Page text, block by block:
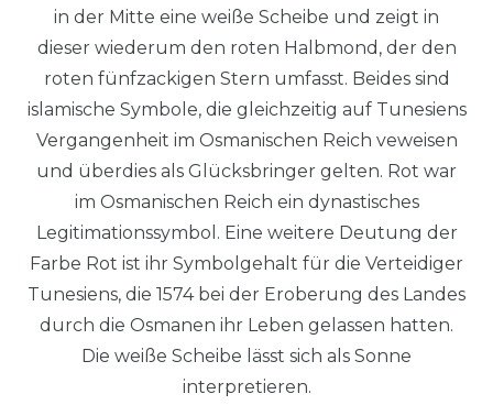
in der Mitte eine weiße Scheibe und zeigt in
dieser wiederum den roten Halbmond, der den
roten fünfzackigen Stern umfasst. Beides sind
islamische Symbole, die gleichzeitig auf Tunesiens
Vergangenheit im Osmanischen Reich veweisen
und überdies als Glücksbringer gelten. Rot war
im Osmanischen Reich ein dynastisches
Legitimationssymbol. Eine weitere Deutung der
Farbe Rot ist ihr Symbolgehalt für die Verteidiger
Tunesiens, die 1574 bei der Eroberung des Landes
durch die Osmanen ihr Leben gelassen hatten.
Die weiße Scheibe lässt sich als Sonne
interpretieren.